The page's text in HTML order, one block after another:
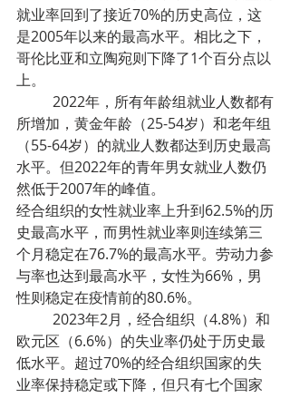
就业率回到了接近70%的历史高位，这
是2005年以来的最高水平。相比之下，
哥伦比亚和立陶宛则下降了1个百分点以
上。
所增加，黄金年龄（25-54岁）和老年组
（55-64岁）的就业人数都达到历史最高
水平。但2022年的青年男女就业人数仍
然低于2007年的峰值。
经合组织的女性就业率上升到62.5%的历
史最高水平，而男性就业率则连续第三
个月稳定在76.7%的最高水平。劳动力参
与率也达到最高水平，女性为66%，男
性则稳定在疫情前的80.6%。
欧元区（6.6%）的失业率仍处于历史最
低水平。超过70%的经合组织国家的失
业率保持稳定或下降，但只有七个国家